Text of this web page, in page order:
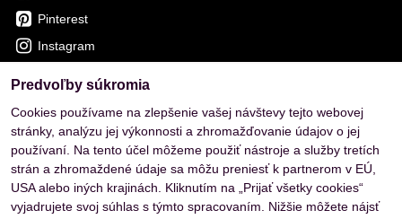
Pinterest
Instagram
Predvoľby súkromia
Cookies používame na zlepšenie vašej návštevy tejto webovej
stránky, analýzu jej výkonnosti a zhromažďovanie údajov o jej
používaní. Na tento účel môžeme použiť nástroje a služby tretích
strán a zhromaždené údaje sa môžu preniesť k partnerom v EÚ,
USA alebo iných krajinách. Kliknutím na „Prijať všetky cookies“
vyjadrujete svoj súhlas s týmto spracovaním. Nižšie môžete nájsť